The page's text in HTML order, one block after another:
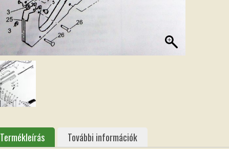
Termékleírás
További információk